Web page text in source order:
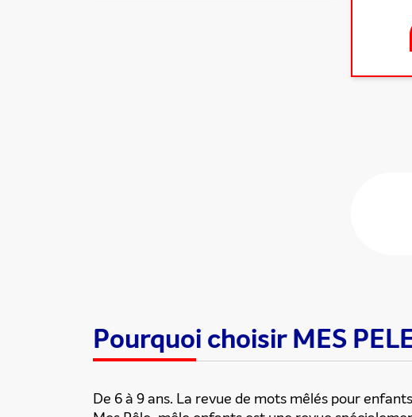
Pourquoi choisir MES
De 6 à 9 ans. La revue de mots mêlés pour